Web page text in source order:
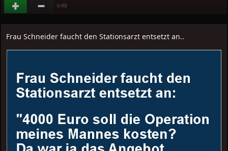
(+20)
Frau Schneider faucht den Stationsarzt entsetzt an..